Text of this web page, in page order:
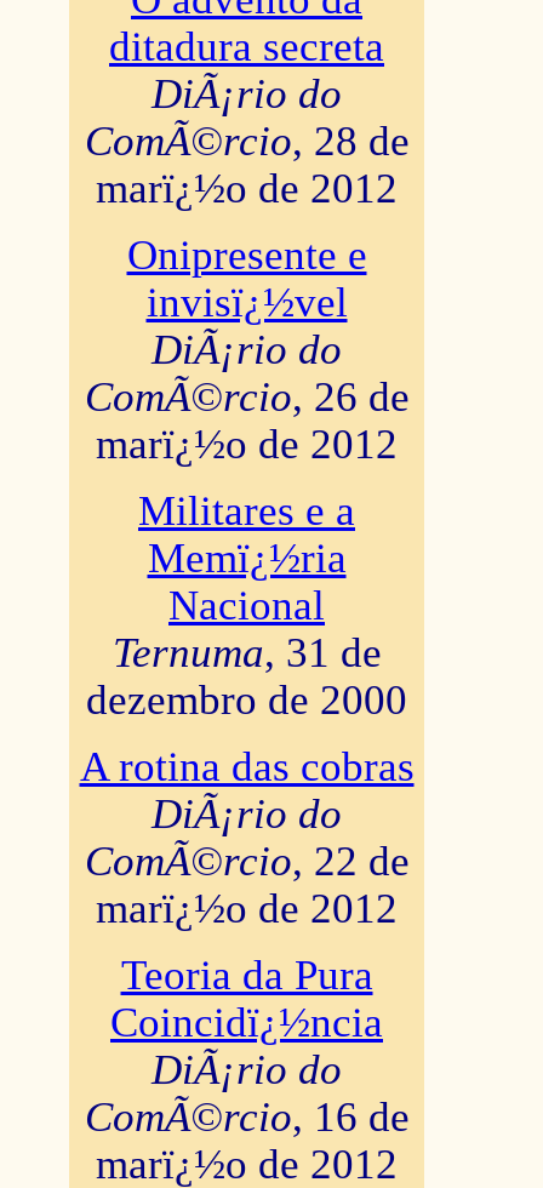
ditadura secreta
DiÃ¡rio do
ComÃ©rcio, 28 de
marï¿½o de 2012
Onipresente e
invisï¿½vel
DiÃ¡rio do
ComÃ©rcio, 26 de
marï¿½o de 2012
Militares e a
Memï¿½ria
Nacional
Ternuma, 31 de
dezembro de 2000
A rotina das cobras
DiÃ¡rio do
ComÃ©rcio, 22 de
marï¿½o de 2012
Teoria da Pura
Coincidï¿½ncia
DiÃ¡rio do
ComÃ©rcio, 16 de
marï¿½o de 2012